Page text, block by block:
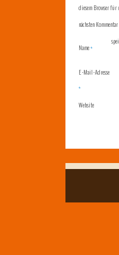
Name*
E-Mail-Adresse
*
Website
diesem Browser für
nächsten Kommentar